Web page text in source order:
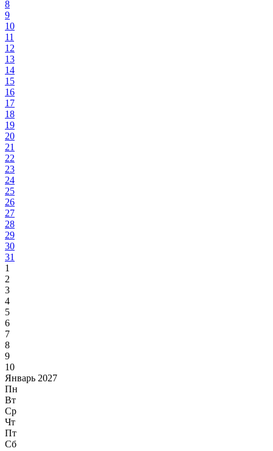
8
9
10
11
12
13
14
15
16
17
18
19
20
21
22
23
24
25
26
27
28
29
30
31
1
2
3
4
5
6
7
8
9
10
Январь 2027
Пн
Вт
Ср
Чт
Пт
Сб